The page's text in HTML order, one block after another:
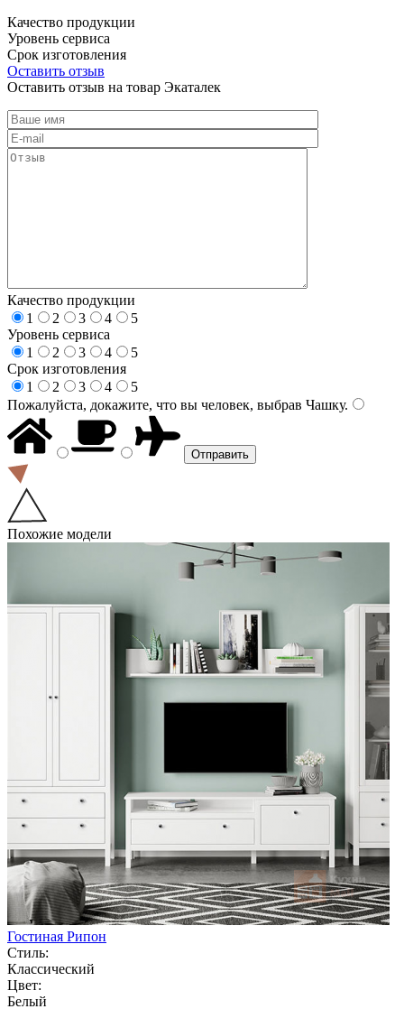
Качество продукции
Уровень сервиса
Срок изготовления
Оставить отзыв
Оставить отзыв на товар Экаталек
Качество продукции
1
2 3 4
5
Уровень сервиса
1
2 3 4
5
Срок изготовления
1
2 3 4
5
Пожалуйста, докажите, что вы человек, выбрав Чашку.
Похожие модели
Гостиная Рипон
Стиль:
Классический
Цвет:
Белый